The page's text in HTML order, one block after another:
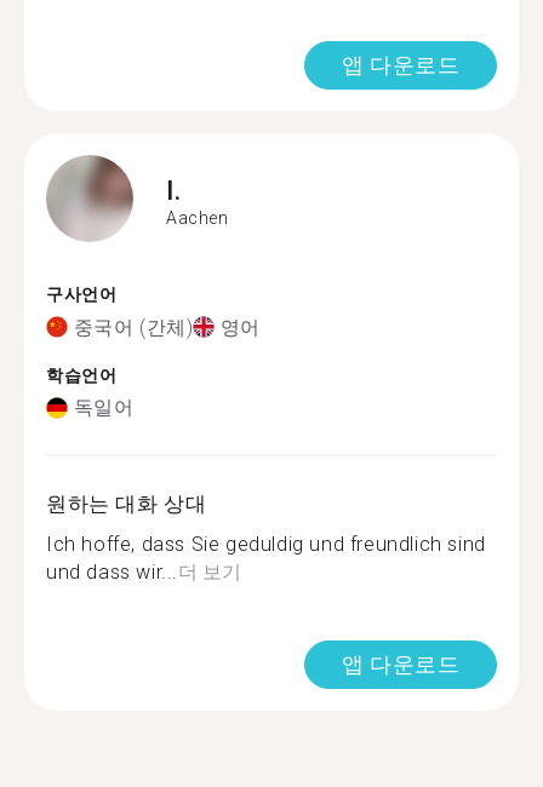
앱 다운로드
I.
Aachen
구사언어
중국어 (간체) 영어
학습언어
독일어
원하는 대화 상대
Ich hoffe, dass Sie geduldig und freundlich sind
und dass wir...더 보기
앱 다운로드